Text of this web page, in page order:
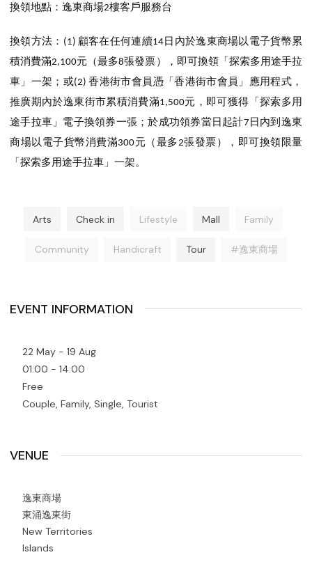
換領地點：逸東商場2樓客戶服務台
換領方法： (1) 顧客在任何連續14日內於逸東商場以電子貨幣累
積消費滿2,100元（最多8張發票），即可換領「探索多用途手拉
車」一架；或(2)香港街市會員憑「香港街市會員」應用程式，
推廣期內於逸東街市累積消費滿1,500元，即可獲得 「探索多用
途手拉車」 電子換領券一張；於成功領券當日起計7 日內到逸東
商場以電子貨幣消費滿300元（最多2張發票），即可換領限量
「探索多用途手拉車」 一架。
Arts Check in Lifestyle Mall Family
Community Handicraft Tour #逸東商場
EVENT INFORMATION
22 May - 19 Aug
01:00 - 14:00
Free
Couple, Family, Single, Tourist
VENUE
逸東商場
東涌逸東街
New Territories
Islands